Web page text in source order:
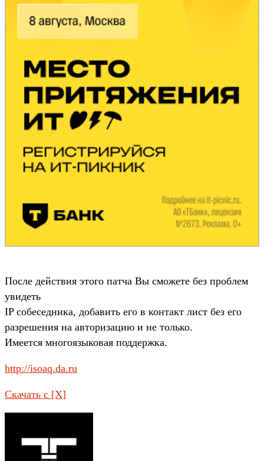
После действия этого патча Вы сможете без проблем
увидеть
IP собеседника, добавить его в контакт лист без его
разрешения на авторизацию и не только.
Имеется многоязыковая поддержка.
http://isoaq.da.ru
Скачать с [X]